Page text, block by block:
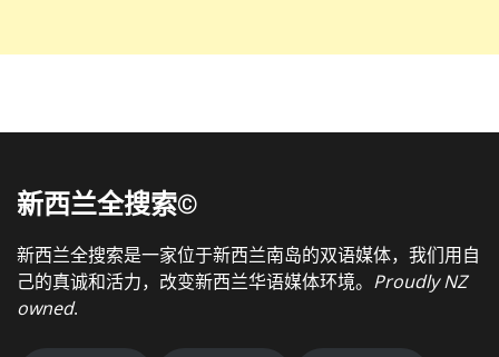
新西兰全搜索©
新西兰全搜索是一家位于新西兰南岛的双语媒体，我们用自
己的真诚和活力，改变新西兰华语媒体环境。 Proudly NZ
owned.